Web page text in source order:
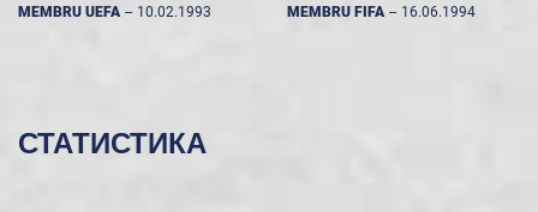
MEMBRU UEFA -- 10.02.1993 MEMBRU FIFA -- 16.06.1994
СТАТИСТИКА